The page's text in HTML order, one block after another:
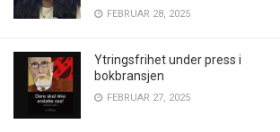
FEBRUAR 28, 2025
Ytringsfrihet under press i
bokbransjen
FEBRUAR 27, 2025